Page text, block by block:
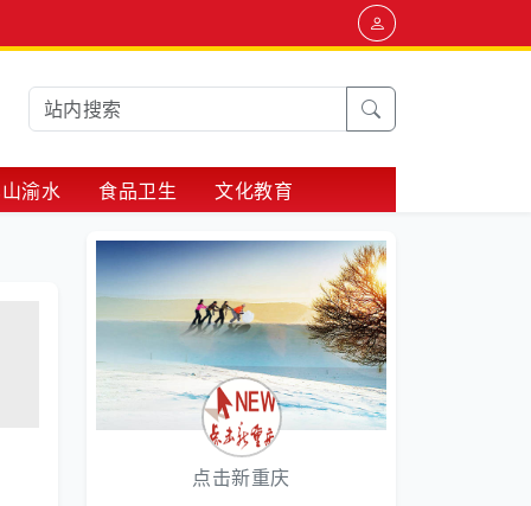
渝水 食品卫生 文化教育
点击新重庆